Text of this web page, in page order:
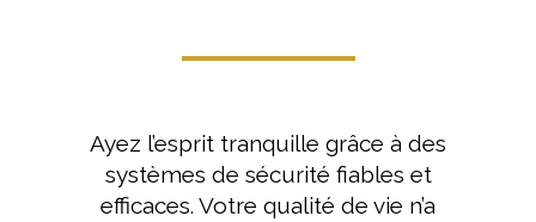
Ayez l’esprit tranquille grâce à des
systèmes de sécurité fiables et
efficaces. Votre qualité de vie n’a